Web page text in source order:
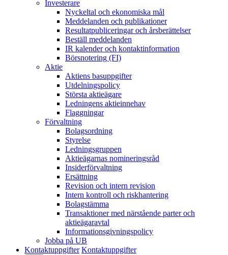
Investerare
Nyckeltal och ekonomiska mål
Meddelanden och publikationer
Resultatpubliceringar och årsberättelser
Beställ meddelanden
IR kalender och kontaktinformation
Börsnotering (FI)
Aktie
Aktiens basuppgifter
Utdelningspolicy
Största aktieägare
Ledningens aktieinnehav
Flaggningar
Förvaltning
Bolagsordning
Styrelse
Ledningsgruppen
Aktieägarnas nomineringsråd
Insiderförvaltning
Ersättning
Revision och intern revision
Intern kontroll och riskhantering
Bolagstämma
Transaktioner med närstående parter och
aktieägaravtal
Informationsgivningspolicy
Jobba på UB
Kontaktuppgifter Kontaktuppgifter